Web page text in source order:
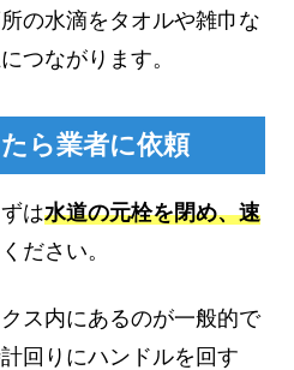
の水滴をタオルや雑巾な
つながります。
ら業者に依頼
は水道の元栓を閉め、速
ださい。
ス内にあるのが一般的で
回りにハンドルを回す